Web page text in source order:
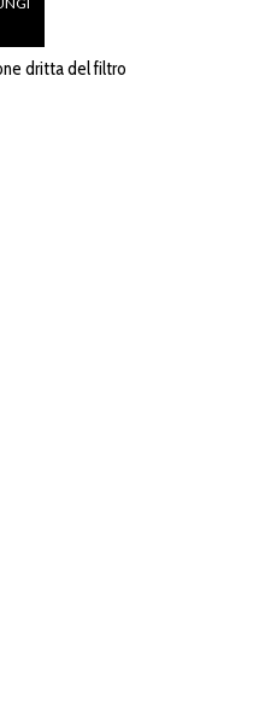
dritta del filtro